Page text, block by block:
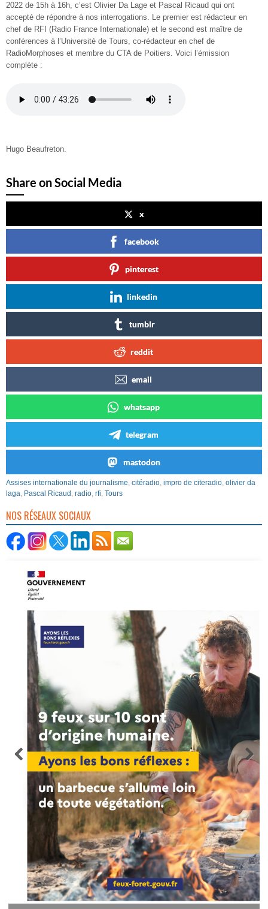
2022 de 15h à 16h, c’est Olivier Da Lage et Pascal Ricaud qui ont
accepté de répondre à nos interrogations. Le premier est rédacteur en
chef de RFI (Radio France Internationale) et le second est maître de
conférences à l’Université de Tours, co-rédacteur en chef de
RadioMorphoses et membre du CTA de Poitiers. Voici l’émission
complète :
Hugo Beaufreton.
Share on Social Media
x
facebook
pinterest
linkedin
tumblr
reddit
email
whatsapp
telegram
mastodon
Assises internationale du journalisme, citéradio, impro de citeradio, olivier da
laga, Pascal Ricaud , radio, rfi, Tours
NOS RÉSEAUX SOCIAUX